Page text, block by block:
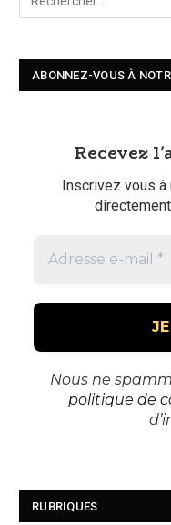
ABONNEZ-VOUS À
Recevez
Inscrivez vous
Nous ne
politique de
RUBRIQUES